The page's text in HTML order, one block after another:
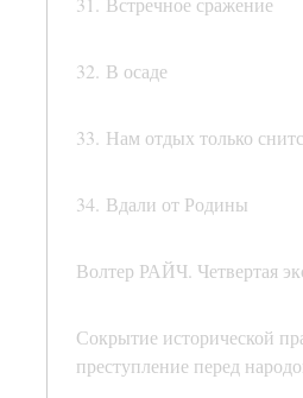
32. В осаде
33. Нам отдых только
34. Вдали от Родины
Волтер РАЙЧ. Четвертая
Сокрытие исторической
преступление перед